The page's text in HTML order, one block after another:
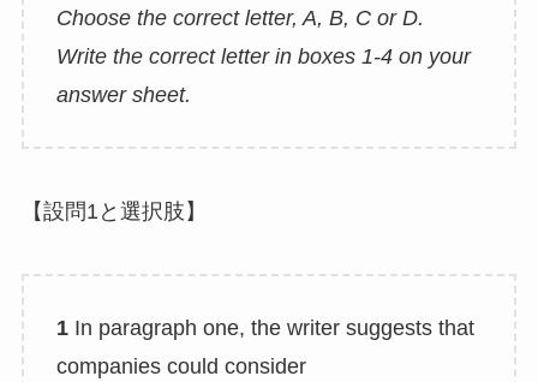
Choose the correct letter, A, B, C or D.
Write the correct letter in boxes 1-4 on your
answer sheet.
【設問1と選択肢】
1In paragraph one, the writer suggests that
companies could consider